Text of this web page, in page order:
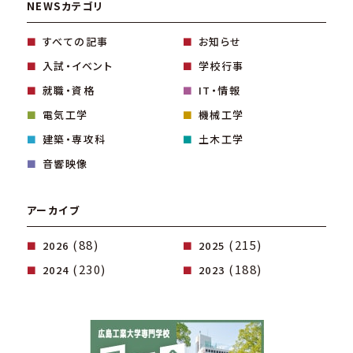
NEWSカテゴリ
すべての記事
お知らせ
入試・イベント
学校行事
就職・資格
IT・情報
電気工学
機械工学
建築・専攻科
土木工学
音響映像
アーカイブ
2026 (88) 2025 (215)
2024 (230) 2023 (188)